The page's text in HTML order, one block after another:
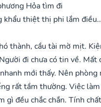
Hỏa tìm đi
khẩu thiệt thị phi lắm điều..
thành, cầu tài mờ mịt.
đi chưa có tin về. Mất
mới thấy. Nên phòng
rất tầm thường. Việc
gì đều chắc chắn. Tính